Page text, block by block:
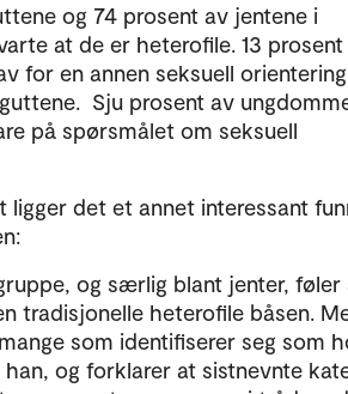
og 74 prosent av jentene i
at de er heterofile. 13
for en annen seksuell
Sju prosent av
på spørsmålet om seksuell
ligger det et annet interessant
og særlig blant jenter, føler
tradisjonelle heterofile båsen.
som identifiserer seg som
og forklarer at sistnevnte